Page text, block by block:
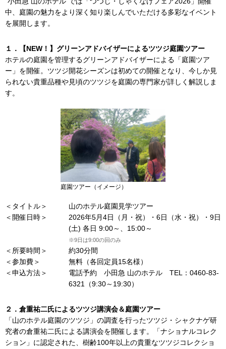
中、庭園の魅力をより深く知り楽しんでいただける多彩なイベント
を展開します。
１．【NEW！】グリーンアドバイザーによるツツジ庭園ツアー
ホテルの庭園を管理するグリーンアドバイザーによる「庭園ツア
ー」を開催。ツツジ開花シーズンは初めての開催となり、今しか見
られない貴重品種や見頃のツツジを庭園の専門家が詳しく解説しま
す。
庭園ツアー（イメージ）
＜タイトル＞
山のホテル庭園見学ツアー
＜開催日時＞
2026年5月4日（月・祝）・6日（水・祝）・9日
(土) 各日 9:00～、15:00～
※9日は9:00の回のみ
＜所要時間＞
約30分間
＜参加費＞
無料（各回定員15名様）
＜申込方法＞
電話予約 小田急 山のホテル TEL：0460-83-
6321（9:30～19:30）
２．倉重祐二氏によるツツジ講演会＆庭園ツアー
「山のホテル庭園のツツジ」の調査を行ったツツジ・シャクナゲ研
究者の倉重祐二氏による講演会を開催します。「ナショナルコレク
ション」に認定された、樹齢100年以上の貴重なツツジコレクショ